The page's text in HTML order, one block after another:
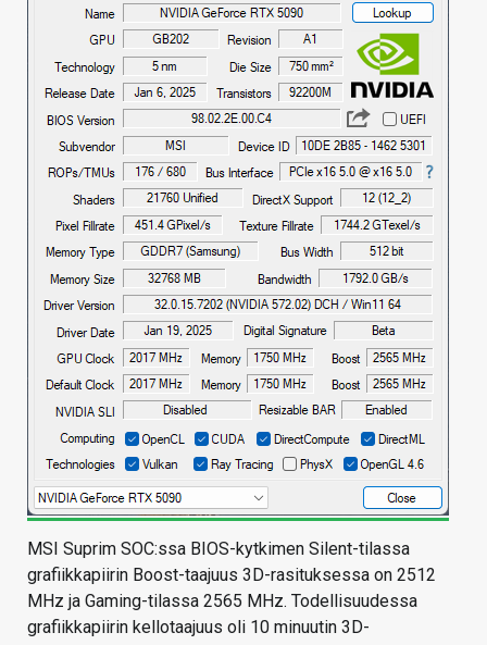
MSI Suprim SOC:ssa BIOS-kytkimen Silent-tilassa
grafiikkapiirin Boost-taajuus 3D-rasituksessa on 2512
MHz ja Gaming-tilassa 2565 MHz. Todellisuudessa
grafiikkapiirin kellotaajuus oli 10 minuutin 3D-